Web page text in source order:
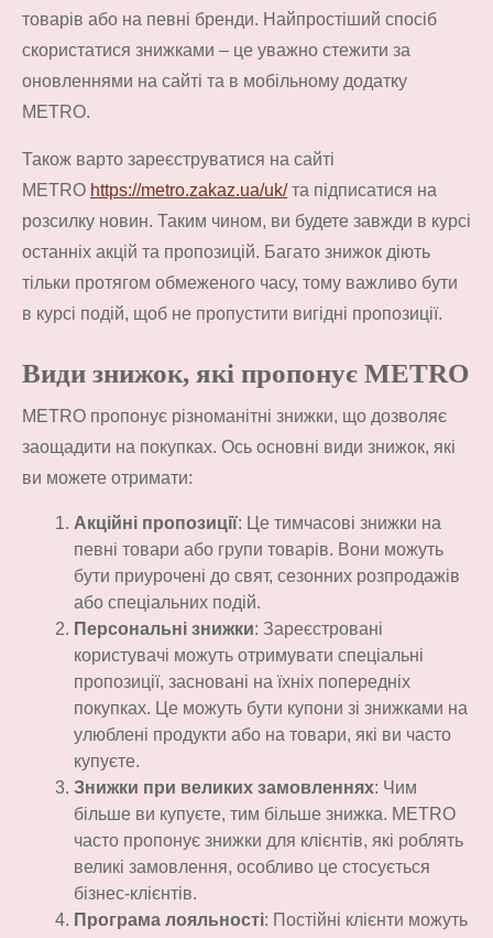
товарів або на певні бренди. Найпростіший спосіб
скористатися знижками – це уважно стежити за
оновленнями на сайті та в мобільному додатку
METRO.
Також варто зареєструватися на сайті
METRO https://metro.zakaz.ua/uk/та підписатися на
розсилку новин. Таким чином, ви будете завжди в курсі
останніх акцій та пропозицій. Багато знижок діють
тільки протягом обмеженого часу, тому важливо бути
в курсі подій, щоб не пропустити вигідні пропозиції.
Види знижок, які пропонує METRO
METRO пропонує різноманітні знижки, що дозволяє
заощадити на покупках. Ось основні види знижок, які
ви можете отримати:
Акційні пропозиції: Це тимчасові знижки на
певні товари або групи товарів. Вони можуть
бути приурочені до свят, сезонних розпродажів
або спеціальних подій.
Персональні знижки: Зареєстровані
користувачі можуть отримувати спеціальні
пропозиції, засновані на їхніх попередніх
покупках. Це можуть бути купони зі знижками на
улюблені продукти або на товари, які ви часто
купуєте.
Знижки при великих замовленнях: Чим
більше ви купуєте, тим більше знижка. METRO
часто пропонує знижки для клієнтів, які роблять
великі замовлення, особливо це стосується
бізнес-клієнтів.
Програма лояльності: Постійні клієнти можуть